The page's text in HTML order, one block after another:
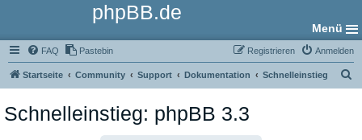
phpBB.de
Menü
FAQ Pastebin Anmelden
Registrieren
Startseite Community Support Dokumentation Schnelleinstieg
Schnelleinstieg: phpBB 3.3